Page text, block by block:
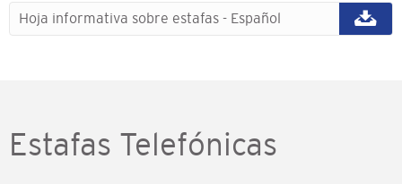
Hoja informativa sobre estafas - Español
Estafas Telefónicas